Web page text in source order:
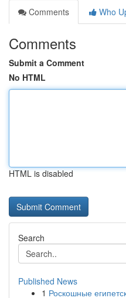
Comments
Who
Comments
Submit a Comment
No HTML
HTML is disabled
Search
Published News
1 Роскошные